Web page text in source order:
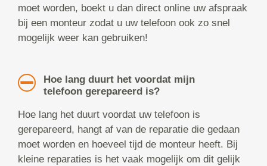
moet worden, boekt u dan direct online uw afspraak
bij een monteur zodat u uw telefoon ook zo snel
mogelijk weer kan gebruiken!
Hoe lang duurt het voordat mijn
telefoon gerepareerd is?
Hoe lang het duurt voordat uw telefoon is
gerepareerd, hangt af van de reparatie die gedaan
moet worden en hoeveel tijd de monteur heeft. Bij
kleine reparaties is het vaak mogelijk om dit gelijk